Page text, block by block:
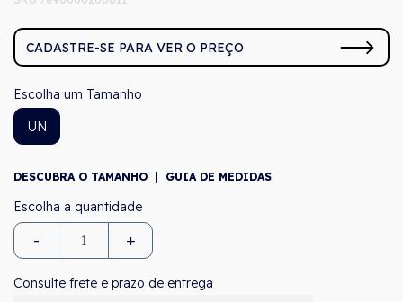
CADASTRE-SE PARA VER O PREÇO
Tamanho
UN
DESCUBRA O TAMANHO GUIA DE MEDIDAS
- +
Consulte frete e prazo de entrega